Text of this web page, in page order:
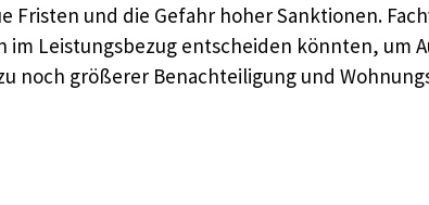
und die Gefahr hoher Sanktionen.
Leistungsbezug entscheiden könnten, um
noch größerer Benachteiligung und